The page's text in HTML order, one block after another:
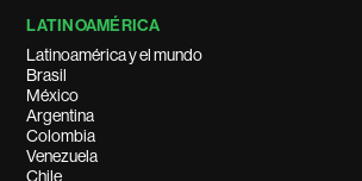
LATINOAMÉRICA
Latinoamérica y el mundo
Brasil
México
Argentina
Colombia
Venezuela
Chile